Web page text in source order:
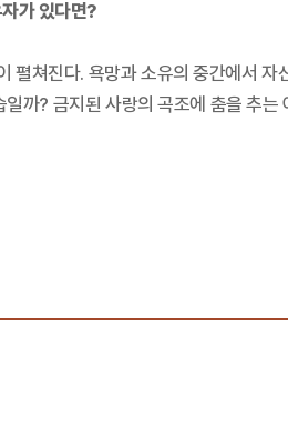
가 있다면?
펼쳐진다. 욕망과 소유의 중간에서
까? 금지된 사랑의 곡조에 춤을 추